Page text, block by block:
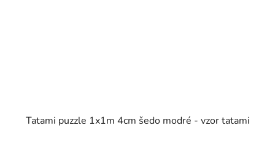
Tatami puzzle 1x1m 4cm šedo modré - vzor tatami